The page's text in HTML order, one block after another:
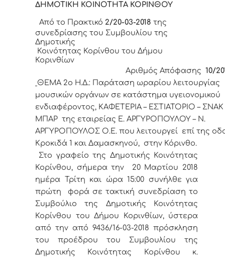
ΔΗΜΟΤΙΚΗ ΚΟΙΝΟΤΗΤΑ ΚΟΡΙΝΘΟΥ
Από το Πρακτικό 2/20-03-2018 της
συνεδρίασης του Συμβουλίου της
Δημοτικής
Κοινότητας Κορίνθου του Δήμου
Κορινθίων
Αριθμός Απόφασης 10/
ΘΕΜΑ 2o Η.Δ.: Παράταση ωραρίου λειτουργίας
μουσικών οργάνων σε κατάστημα υγειονομικού
ενδιαφέροντος, ΚΑΦΕΤΕΡΙΑ – ΕΣΤΙΑΤΟΡΙΟ – ΣΝΑΚ
ΜΠΑΡ της εταιρείας Ε. ΑΡΓΥΡΟΠΟΥΛΟΥ – Ν.
ΑΡΓΥΡΟΠΟΥΛΟΣ Ο.Ε. που λειτουργεί επί της
Κροκιδά 1 και Δαμασκηνού, στην Κόρινθο.
Στο γραφείο της Δημοτικής Κοινότητας
Κορίνθου, σήμερα την 20 Μαρτίου 2018
ημέρα Τρίτη και ώρα 15:00 συνήλθε για
πρώτη φορά σε τακτική συνεδρίαση το
Συμβούλιο της Δημοτικής Κοινότητας
Κορίνθου του Δήμου Κορινθίων, ύστερα
από την από 9436/16-03-2018 πρόσκληση
του προέδρου του Συμβουλίου της
Δημοτικής Κοινότητας Κορίνθου κ.